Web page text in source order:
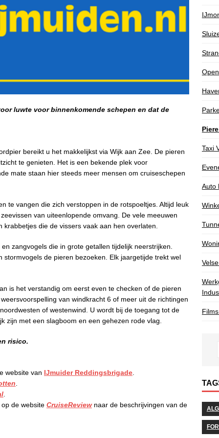
luwte voor binnenkomende schepen en dat de
bereikt u het makkelijkst via Wijk aan Zee. De pieren
te genieten. Het is een bekende plek voor
mate staan hier steeds meer mensen om cruiseschepen
te vangen die zich verstoppen in de rotspoeltjes. Altijd leuk
van uiteenlopende omvang. De vele meeuwen
die de vissers vaak aan hen overlaten.
zangvogels die in grote getallen tijdelijk neerstrijken.
de pieren bezoeken. Elk jaargetijde trekt wel
is het verstandig om eerst even te checken of de pieren
van windkracht 6 of meer uit de richtingen
of westenwind. U wordt bij de toegang tot de
zijn met een slagboom en een gehezen rode vlag.
risico.
website van IJmuider Reddingsbrigade.
.
.
de website CruiseReviewnaar de beschrijvingen van de
Taxi
Auto